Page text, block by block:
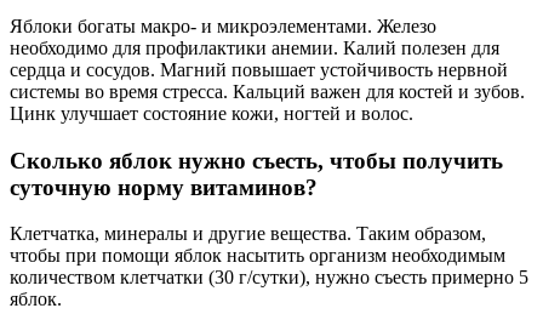
Яблоки богаты макро- и микроэлементами. Железо
необходимо для профилактики анемии. Калий полезен для
сердца и сосудов. Магний повышает устойчивость нервной
системы во время стресса. Кальций важен для костей и зубов.
Цинк улучшает состояние кожи, ногтей и волос.
Сколько яблок нужно съесть, чтобы получить
суточную норму витаминов?
Клетчатка, минералы и другие вещества. Таким образом,
чтобы при помощи яблок насытить организм необходимым
количеством клетчатки (30 г/сутки), нужно съесть примерно 5
яблок.